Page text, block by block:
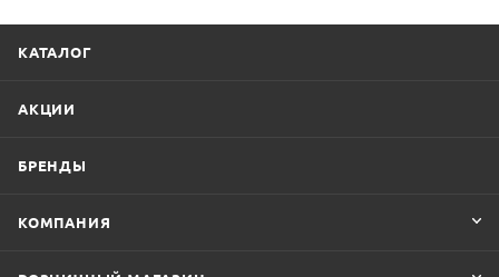
КАТАЛОГ
АКЦИИ
БРЕНДЫ
КОМПАНИЯ